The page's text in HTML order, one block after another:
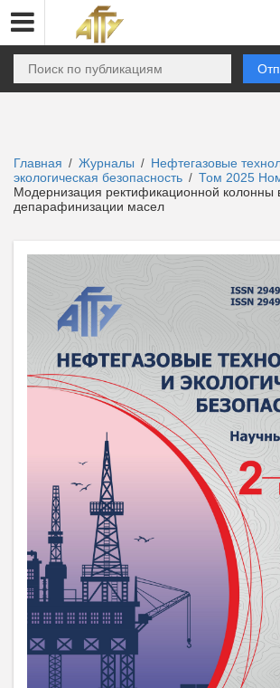
Главная / Журналы / Нефтегазовые
экологическая безопасность / Том 2025
Модернизация ректификационной колонны
депарафинизации масел